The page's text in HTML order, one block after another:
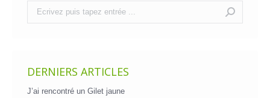
DERNIERS ARTICLES
J’ai rencontré un Gilet jaune